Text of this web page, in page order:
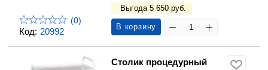
Код: 20992
(0)
Выгода 5 650 руб.
В корзину
Столик процедурный